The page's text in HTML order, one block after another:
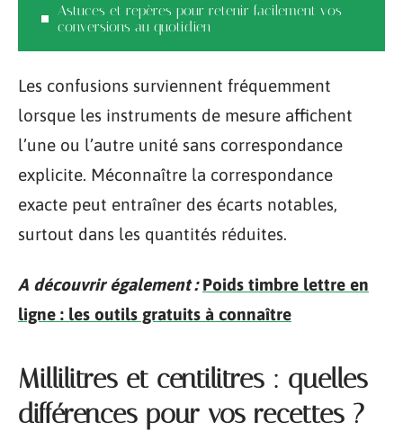
Astuces et repères pour retenir facilement vos
conversions au quotidien
Les confusions surviennent fréquemment
lorsque les instruments de mesure affichent
l’une ou l’autre unité sans correspondance
explicite. Méconnaître la correspondance
exacte peut entraîner des écarts notables,
surtout dans les quantités réduites.
A découvrir également : Poids timbre lettre en
ligne : les outils gratuits à connaître
Millilitres et centilitres : quelles
différences pour vos recettes ?